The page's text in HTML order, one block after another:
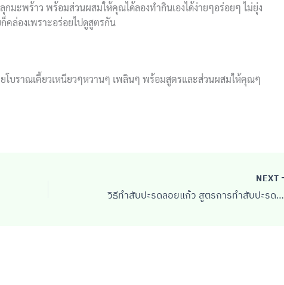
มะพร้าว พร้อมส่วนผสมให้คุณได้ลองทำกินเองได้ง่ายๆอร่อยๆ ไม่ยุ่ง
คล่องเพราะอร่อยไปดูสูตรกัน
โบราณเคี้ยวเหนียวๆหวานๆ เพลินๆ พร้อมสูตรและส่วนผสมให้คุณๆ
NEXT
วิธีทำสับปะรดลอยแก้ว สูตรการทำสับปะรดลอยแก้ว